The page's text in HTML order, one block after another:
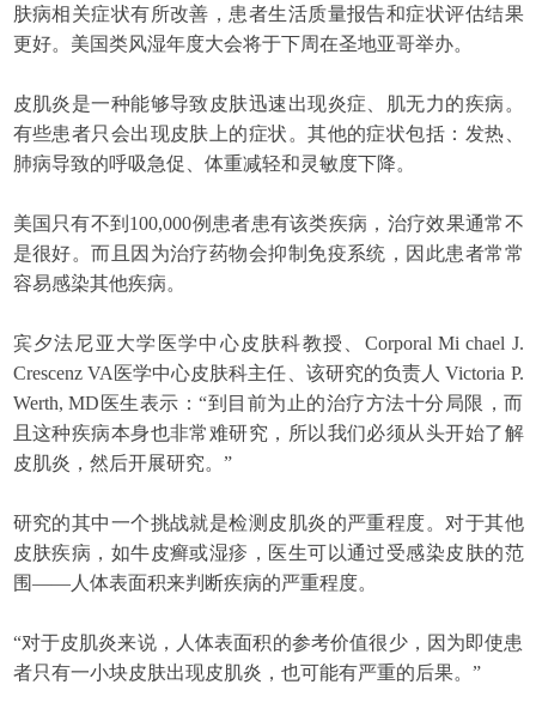
肤病相关症状有所改善，患者生活质量报告和症状评估结果
更好。美国类风湿年度大会将于下周在圣地亚哥举办。
皮肌炎是一种能够导致皮肤迅速出现炎症、肌无力的疾病。
有些患者只会出现皮肤上的症状。其他的症状包括：发热、
肺病导致的呼吸急促、体重减轻和灵敏度下降。
美国只有不到100,000例患者患有该类疾病，治疗效果通常不
是很好。而且因为治疗药物会抑制免疫系统，因此患者常常
容易感染其他疾病。
宾夕法尼亚大学医学中心皮肤科教授、Corporal Mi chael J.
Crescenz VA医学中心皮肤科主任、该研究的负责人 Victoria P.
Werth, MD医生表示：“到目前为止的治疗方法十分局限，而
且这种疾病本身也非常难研究，所以我们必须从头开始了解
皮肌炎，然后开展研究。”
研究的其中一个挑战就是检测皮肌炎的严重程度。对于其他
皮肤疾病，如牛皮癣或湿疹，医生可以通过受感染皮肤的范
围——人体表面积来判断疾病的严重程度。
“对于皮肌炎来说，人体表面积的参考价值很少，因为即使患
者只有一小块皮肤出现皮肌炎，也可能有严重的后果。”